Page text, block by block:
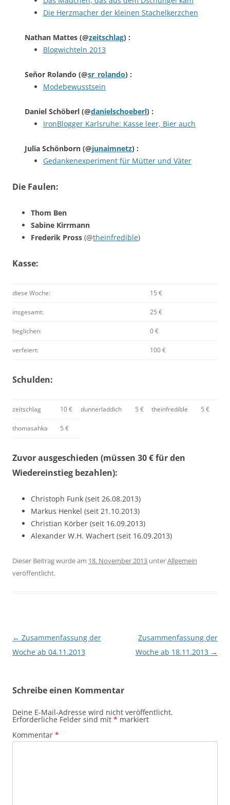
Die Herzmacher der kleinen Stachelkerzchen
Nathan Mattes (@zeitschlag) :
Blogwichteln 2013
Señor Rolando (@sr_rolando) :
Modebewusstsein
Daniel Schöberl (@danielschoeberl) :
IronBlogger Karlsruhe: Kasse leer, Bier auch
Julia Schönborn (@junaimnetz) :
Gedankenexperiment für Mütter und Väter
Die Faulen:
Thom Ben
Sabine Kirrmann
Frederik Pross (@theinfredible)
Kasse:
diese Woche: 15 €
insgesamt: 25 €
beglichen: 0 €
verfeiert: 100 €
Schulden:
zeitschlag 10 € dunnerladdich 5 € theinfredible 5 €
thomasahka 5 €
Zuvor ausgeschieden (müssen 30 € für den
Wiedereinstieg bezahlen):
Christoph Funk (seit 26.08.2013)
Markus Henkel (seit 21.10.2013)
Christian Körber (seit 16.09.2013)
Alexander W.H. Wachert (seit 16.09.2013)
Dieser Beitrag wurde am 18. November 2013 unterAllgemein
veröffentlicht.
Beitragsnavigation
← Zusammenfassung der
Woche ab 04.11.2013
Zusammenfassung der
Woche ab 18.11.2013 →
Schreibe einen Kommentar
Deine E-Mail-Adresse wird nicht veröffentlicht.
Erforderliche Felder sind mit * markiert
Kommentar *